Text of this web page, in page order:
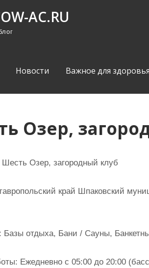
AC.RU
Новости Важное для здоровья
Озер,
Шесть Озер, загородный клуб
край Шпаковский
Базы отдыха, Бани / Сауны,
Ежедневно с 05:00 до 20:00